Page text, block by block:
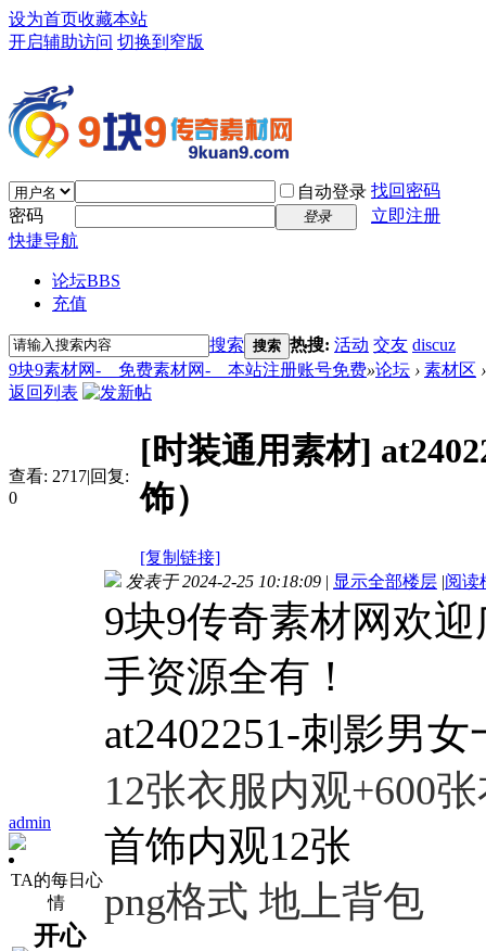
设为首页收藏本站
开启辅助访问 切换到窄版
自动登录 找回密码
密码
登录
立即注册
快捷导航
论坛BBS
充值
搜索 搜索 热搜: 活动 交友 discuz
9块9素材网-＿免费素材网-＿本站注册账号免费»论坛 › 素材区 ›
返回列表
查看: 2717|回复:
0
[时装通用素材]
饰）
[复制链接]
admin
TA的每日心
情
开心
发表于 2024-2-25 10:18:09 | 显示全部楼层 |阅读
9块9传奇素材网欢
手资源全有！
at2402251-刺影男
12张衣服内观+600
首饰内观12张
png格式 地上背包